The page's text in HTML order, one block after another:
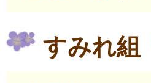
すみれ組